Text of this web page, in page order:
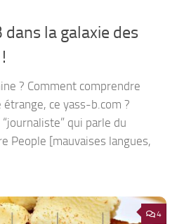
dans la galaxie des
? Comment comprendre
ce yass-b.com ?
qui parle du
People [mauvaises langues,
4